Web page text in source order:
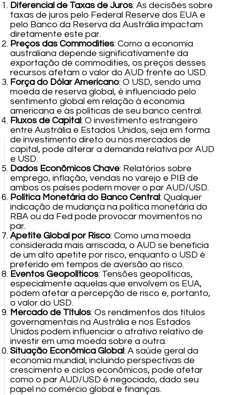
Diferencial de Taxas de Juros: As decisões sobre
taxas de juros pelo Federal Reserve dos EUA e
pelo Banco da Reserva da Austrália impactam
diretamente este par.
Preços das Commodities: Como a economia
australiana depende significativamente da
exportação de commodities, os preços desses
recursos afetam o valor do AUD frente ao USD.
Força do Dólar Americano: O USD, sendo uma
moeda de reserva global, é influenciado pelo
sentimento global em relação à economia
americana e às políticas de seu banco central.
Fluxos de Capital: O investimento estrangeiro
entre Austrália e Estados Unidos, seja em forma
de investimento direto ou nos mercados de
capital, pode alterar a demanda relativa por AUD
e USD.
Dados Econômicos Chave: Relatórios sobre
emprego, inflação, vendas no varejo e PIB de
ambos os países podem mover o par AUD/USD.
Política Monetária do Banco Central: Qualquer
indicação de mudança na política monetária do
RBA ou da Fed pode provocar movimentos no
par.
Apetite Global por Risco: Como uma moeda
considerada mais arriscada, o AUD se beneficia
de um alto apetite por risco, enquanto o USD é
preferido em tempos de aversão ao risco.
Eventos Geopolíticos: Tensões geopolíticas,
especialmente aquelas que envolvem os EUA,
podem afetar a percepção de risco e, portanto,
o valor do USD.
Mercado de Títulos: Os rendimentos dos títulos
governamentais na Austrália e nos Estados
Unidos podem influenciar o atrativo relativo de
investir em uma moeda sobre a outra.
Situação Econômica Global: A saúde geral da
economia mundial, incluindo perspectivas de
crescimento e ciclos econômicos, pode afetar
como o par AUD/USD é negociado, dado seu
papel no comércio global e finanças.